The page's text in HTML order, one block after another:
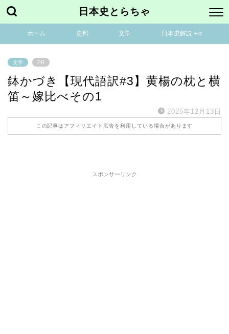
日本史とらちゃ
ホーム 史料 文学 日本史解説＋α
文学 PR
鉢かづき【現代語訳#3】黄楊の枕と横
笛～嫁比べその1
2025年12月13日
この記事はアフィリエイト広告を利用している場合があります
スポンサーリンク